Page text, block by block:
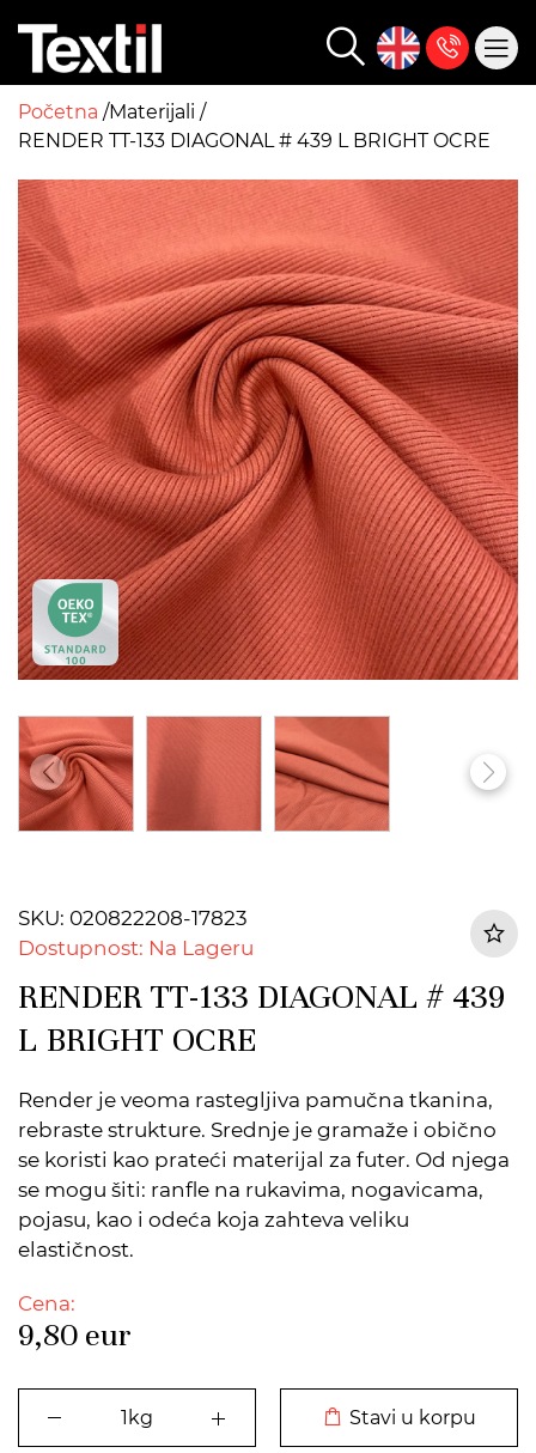
Početna Materijali
RENDER TT-133 DIAGONAL # 439 L BRIGHT OCRE
SKU: 020822208-17823
Dostupnost: Na Lageru
RENDER TT-133 DIAGONAL # 439
L BRIGHT OCRE
Render je veoma rastegljiva pamučna tkanina,
rebraste strukture. Srednje je gramaže i obično
se koristi kao prateći materijal za futer. Od njega
se mogu šiti: ranfle na rukavima, nogavicama,
pojasu, kao i odeća koja zahteva veliku
elastičnost.
Cena:
9,80 eur
Stavi u korpu